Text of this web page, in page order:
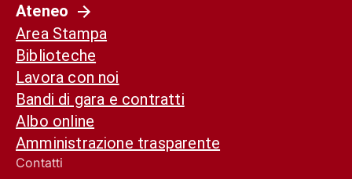
Ateneo
Area Stampa
Biblioteche
Lavora con noi
Bandi di gara e contratti
Albo online
Amministrazione trasparente
Contatti